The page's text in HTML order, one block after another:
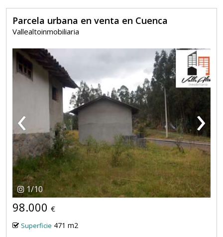
Parcela urbana en venta en Cuenca
Vallealtoinmobiliaria
‹ ›
1/10
98.000 €
Superficie 471 m2